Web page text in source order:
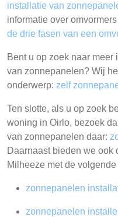
installatie van
informatie over
de drie fasen van een
Bent u op zoek naar
van zonnepanelen? Wij
onderwerp: zelf
Ten slotte, als u op zoek
woning in Oirlo, bezoek
van zonnepanelen daar:
Daarnaast bieden we ook
Milheeze met de volgende
zonnepanelen
zonnepanelen